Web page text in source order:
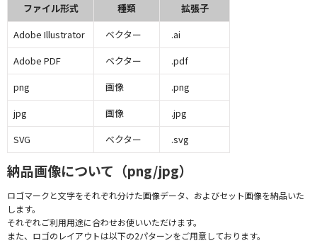
ファイル形式 種類
拡張子
Adobe Illustrator
ベクター
.ai
Adobe PDF
ベクター
.pdf
png
画像
.png
jpg
画像
.jpg
SVG
ベクター .svg
納品画像について（png/jpg）
ロゴマークと文字をそれぞれ分けた画像データ、およびセット画像を納品いた
します。
それぞれご利用用途に合わせお使いいただけます。
また、ロゴのレイアウトは以下の2パターンをご用意しております。